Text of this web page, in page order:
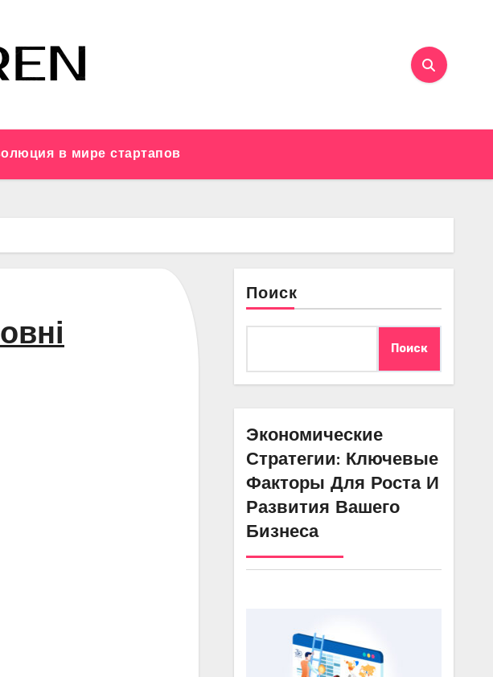
в мире стартапов
Поиск
Поиск
Экономические
Стратегии: Ключевые
Факторы Для Роста И
Развития Вашего
Бизнеса